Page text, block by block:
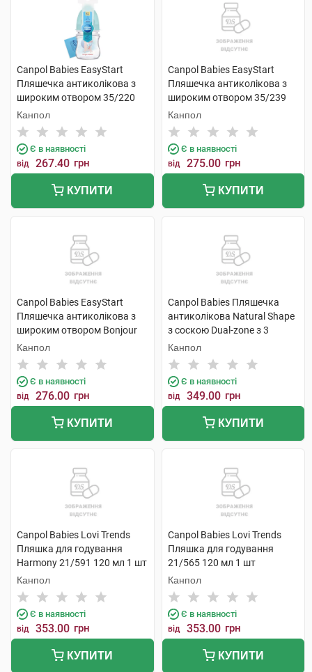
Canpol Babies EasyStart
Пляшечка антиколікова з
широким отвором 35/220
120 мл 1 шт
Канпол
Є в наявності
від 267.40 грн
КУПИТИ
Canpol Babies EasyStart
Пляшечка антиколікова з
широким отвором 35/239
120 мл 1 шт
Канпол
Є в наявності
від 275.00 грн
КУПИТИ
Canpol Babies EasyStart
Пляшечка антиколікова з
широким отвором Bonjour
Paris 120 мл 1 шт
Канпол
Є в наявності
від 276.00 грн
КУПИТИ
Canpol Babies Пляшечка
антиколікова Natural Shape
з соскою Dual-zone з 3
місяців 260 мл 1 шт
Канпол
Є в наявності
від 349.00 грн
КУПИТИ
Canpol Babies Lovi Trends
Пляшка для годування
Harmony 21/591 120 мл 1 шт
Канпол
Є в наявності
від 353.00 грн
КУПИТИ
Canpol Babies Lovi Trends
Пляшка для годування
21/565 120 мл 1 шт
Канпол
Є в наявності
від 353.00 грн
КУПИТИ